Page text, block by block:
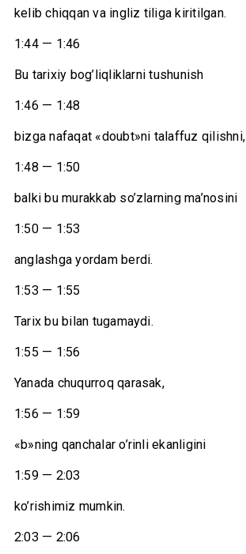
kelib chiqqan va ingliz tiliga kiritilgan.
1:44 — 1:46
Bu tarixiy bog’liqliklarni tushunish
1:46 — 1:48
bizga nafaqat «doubt»ni talaffuz qilishni,
1:48 — 1:50
balki bu murakkab so’zlarning ma’nosini
1:50 — 1:53
anglashga yordam berdi.
1:53 — 1:55
Tarix bu bilan tugamaydi.
1:55 — 1:56
Yanada chuqurroq qarasak,
1:56 — 1:59
«b»ning qanchalar o’rinli ekanligini
1:59 — 2:03
ko’rishimiz mumkin.
2:03 — 2:06